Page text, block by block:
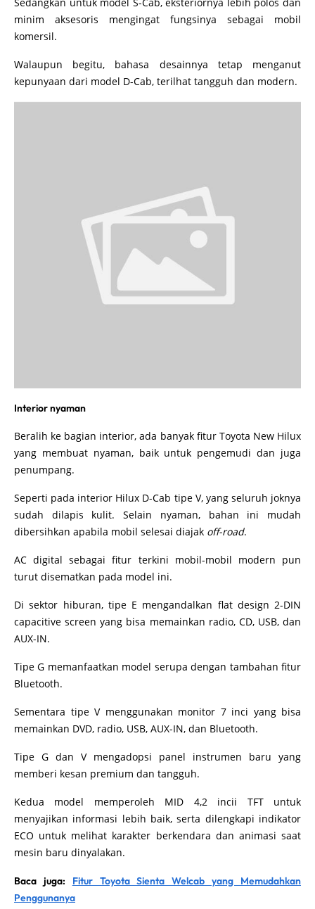
minim aksesoris mengingat fungsinya sebagai mobil
komersil.
Walaupun begitu, bahasa desainnya tetap menganut
kepunyaan dari model D-Cab, terilhat tangguh dan modern.
Interior nyaman
Beralih ke bagian interior, ada banyak fitur Toyota New Hilux
yang membuat nyaman, baik untuk pengemudi dan juga
penumpang.
Seperti pada interior Hilux D-Cab tipe V, yang seluruh joknya
sudah dilapis kulit. Selain nyaman, bahan ini mudah
dibersihkan apabila mobil selesai diajak off-road.
AC digital sebagai fitur terkini mobil-mobil modern pun
turut disematkan pada model ini.
Di sektor hiburan, tipe E mengandalkan flat design 2-DIN
capacitive screen yang bisa memainkan radio, CD, USB, dan
AUX-IN.
Tipe G memanfaatkan model serupa dengan tambahan fitur
Bluetooth.
Sementara tipe V menggunakan monitor 7 inci yang bisa
memainkan DVD, radio, USB, AUX-IN, dan Bluetooth.
Tipe G dan V mengadopsi panel instrumen baru yang
memberi kesan premium dan tangguh.
Kedua model memperoleh MID 4,2 incii TFT untuk
menyajikan informasi lebih baik, serta dilengkapi indikator
ECO untuk melihat karakter berkendara dan animasi saat
mesin baru dinyalakan.
Baca juga: Fitur Toyota Sienta Welcab yang Memudahkan
Penggunanya